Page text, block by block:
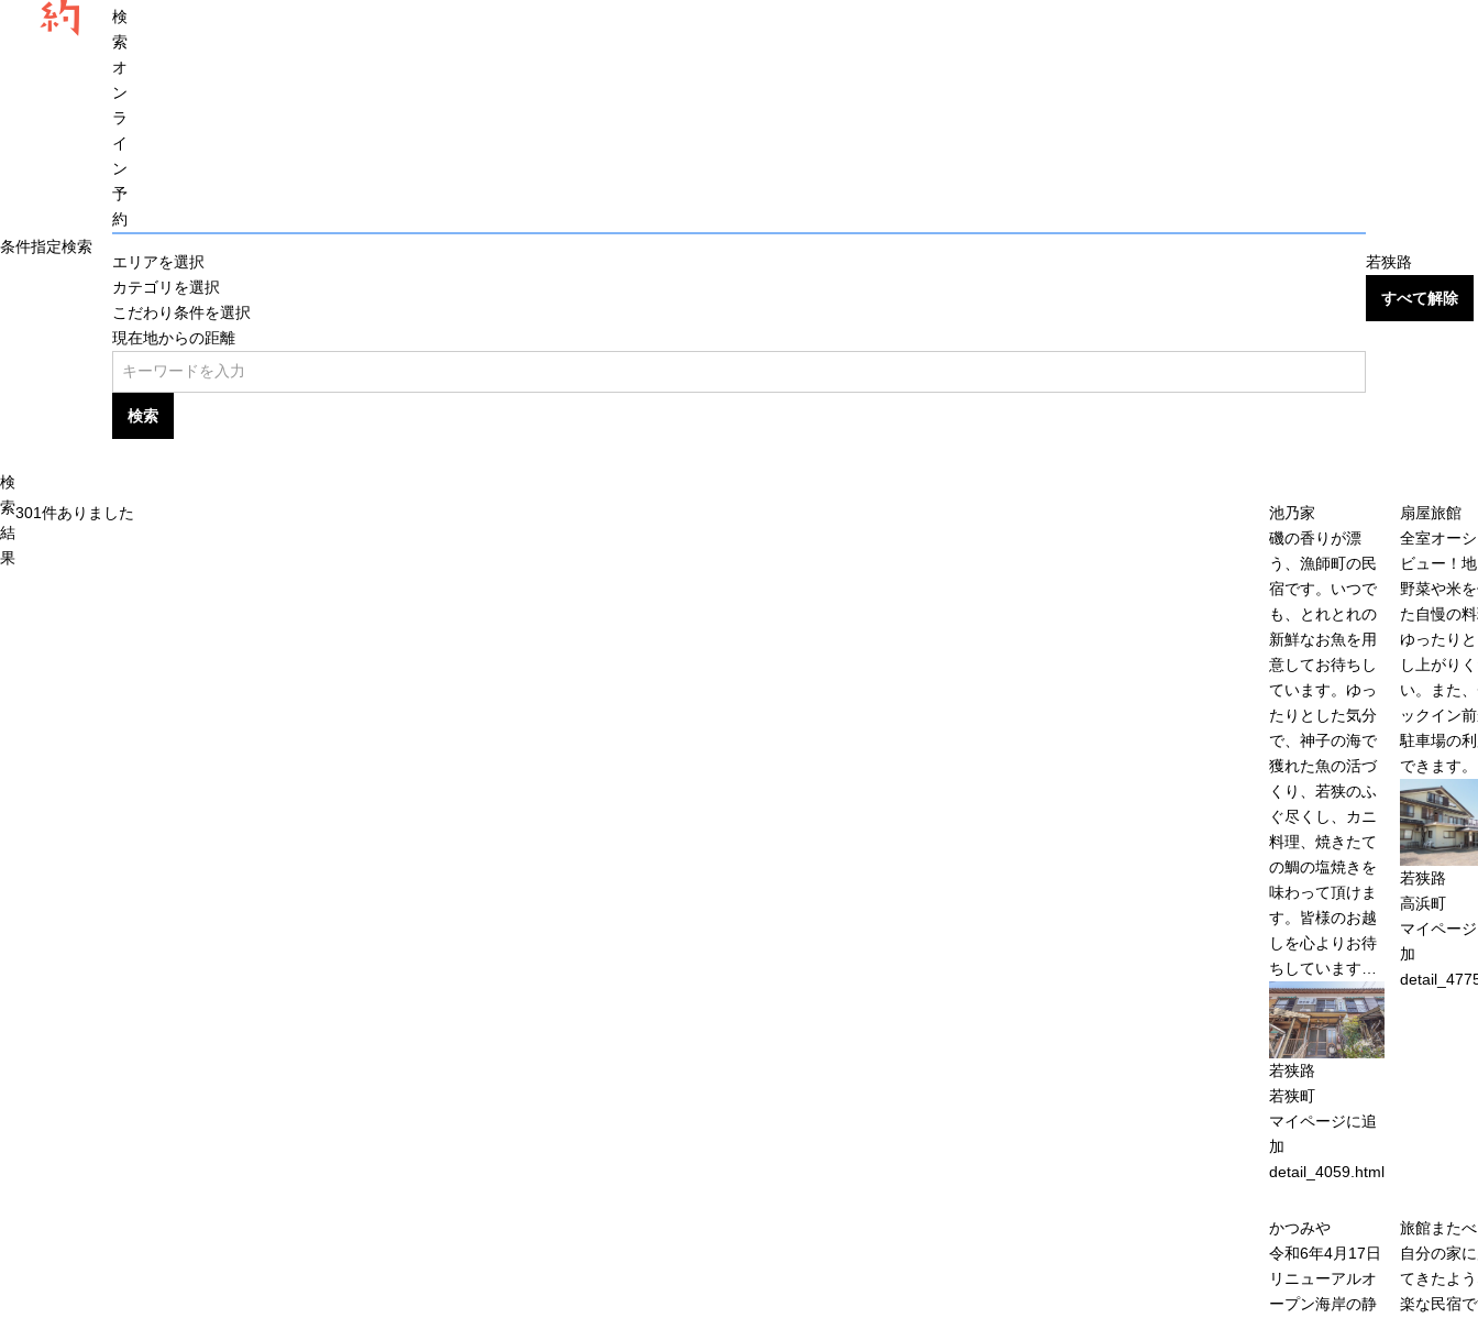
約
検
索
オ
ン
ラ
イ
ン
予
約
条件指定検索
エリアを選択
カテゴリを選択
こだわり条件を選択
現在地からの距離
検索
若狭路
すべて解除
検
索
結
果
301件ありました
池乃家
磯の香りが漂
う、漁師町の民
宿です。いつで
も、とれとれの
新鮮なお魚を用
意してお待ちし
ています。ゆっ
たりとした気分
で、神子の海で
獲れた魚の活づ
くり、若狭のふ
ぐ尽くし、カニ
料理、焼きたて
の鯛の塩焼きを
味わって頂けま
す。皆様のお越
しを心よりお待
ちしています…
若狭路
若狭町
マイページに追
加
detail_4059.html
扇屋旅館
全室オー
ビュー！
野菜や米
た自慢の
ゆったり
し上がり
い。また
ックイン
駐車場の
できます。
若狭路
高浜町
マイペー
加
かつみや
令和6年4月17日
リニューアルオ
ープン海岸の静
旅館また
自分の家
てきたよ
楽な民宿